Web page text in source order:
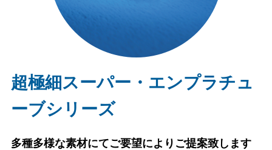
超極細スーパー・エンプラチュ
ーブシリーズ
多種多様な素材にてご要望によりご提案致します